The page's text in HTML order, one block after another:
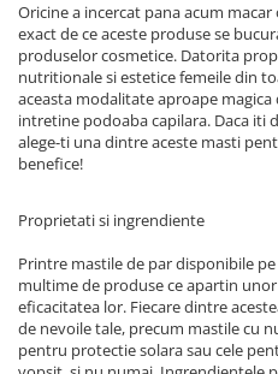
Oricine a incercat pana acum
exact de ce aceste produse se
produselor cosmetice. Datorita
nutritionale si estetice femeile din
aceasta modalitate aproape
intretine podoaba capilara. Daca iti
alege-ti una dintre aceste masti
benefice!
Proprietati si ingrendiente
Printre mastile de par disponibile
multime de produse ce apartin
eficacitatea lor. Fiecare dintre
de nevoile tale, precum mastile cu
pentru protectie solara sau cele